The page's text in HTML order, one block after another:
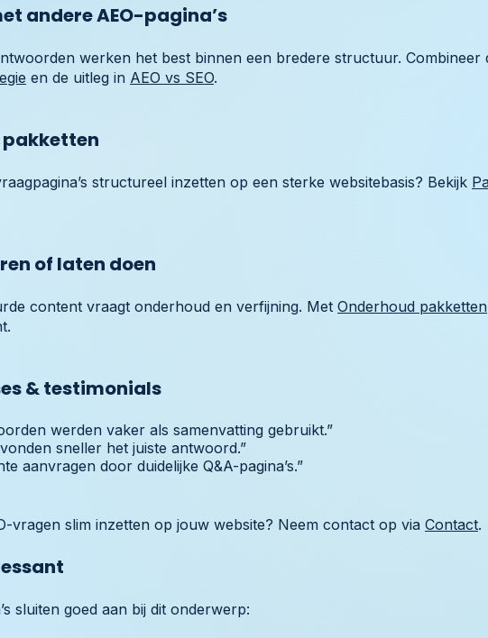
andere AEO-pagina’s
werken het best binnen een bredere structuur. Combineer
en de uitleg in AEO vs SEO.
pakketten
structureel inzetten op een sterke websitebasis? Bekijk
of laten doen
content vraagt onderhoud en verfijning. Met Onderhoud pakketten
& testimonials
werden vaker als samenvatting gebruikt.”
sneller het juiste antwoord.”
aanvragen door duidelijke Q&A-pagina’s.”
vragen slim inzetten op jouw website? Neem contact op via Contact.
sluiten goed aan bij dit onderwerp: